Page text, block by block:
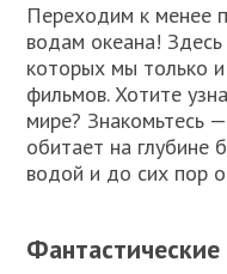
Переходим к менее
водам океана!
которых мы только
фильмов. Хотите
мире? Знакомьтесь
обитает на глубине
водой и до сих пор
Фантастические